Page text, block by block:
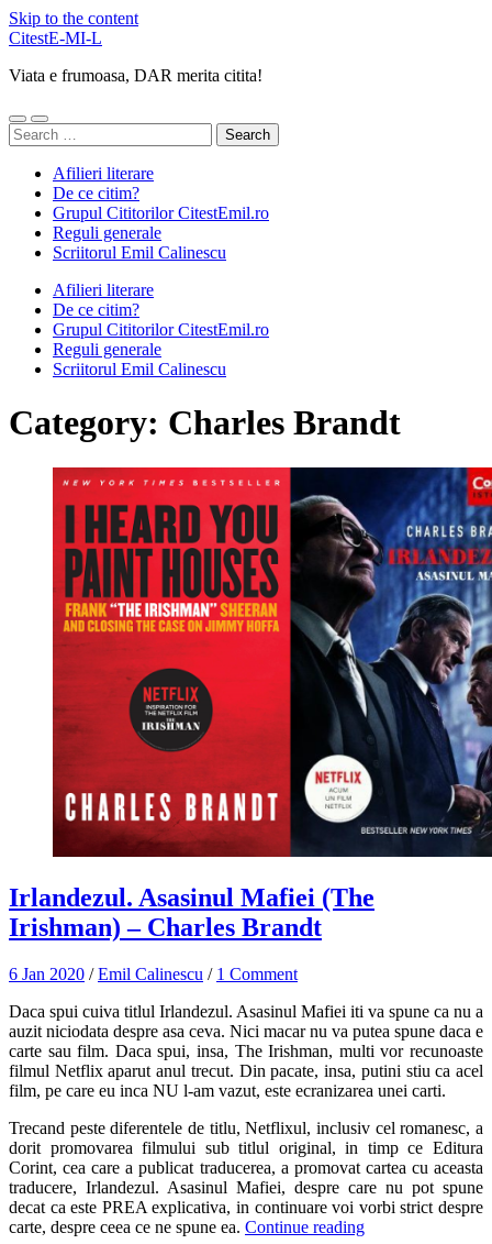
Skip to the content
CitestE-MI-L
Viata e frumoasa, DAR merita citita!
Toggle
mobile
Toggle
search
Search
for:
Afilieri literare
De ce citim?
Grupul Cititorilor CitestEmil.ro
Reguli generale
Scriitorul Emil Calinescu
Afilieri literare
De ce citim?
Grupul Cititorilor CitestEmil.ro
Reguli generale
Scriitorul Emil Calinescu
Category: Charles Brandt
Irlandezul. Asasinul Mafiei (The
Irishman) – Charles Brandt
6 Jan 2020 /Emil Calinescu / 1 Comment
Daca spui cuiva titlul Irlandezul. Asasinul Mafiei iti va spune ca nu a
auzit niciodata despre asa ceva. Nici macar nu va putea spune daca e
carte sau film. Daca spui, insa, The Irishman, multi vor recunoaste
filmul Netflix aparut anul trecut. Din pacate, insa, putini stiu ca acel
film, pe care eu inca NU l-am vazut, este ecranizarea unei carti.
Trecand peste diferentele de titlu, Netflixul, inclusiv cel romanesc, a
dorit promovarea filmului sub titlul original, in timp ce Editura
Corint, cea care a publicat traducerea, a promovat cartea cu aceasta
traducere, Irlandezul. Asasinul Mafiei, despre care nu pot spune
decat ca este PREA explicativa, in continuare voi vorbi strict despre
carte, despre ceea ce ne spune ea. Continue reading